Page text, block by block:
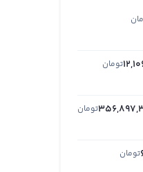
تومان
تومان
تومان